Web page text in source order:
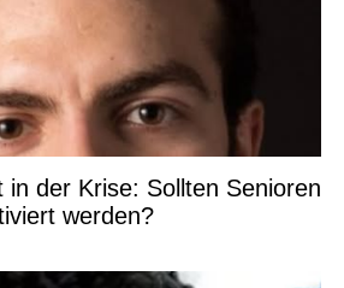
in der Krise: Sollten Senioren
werden?